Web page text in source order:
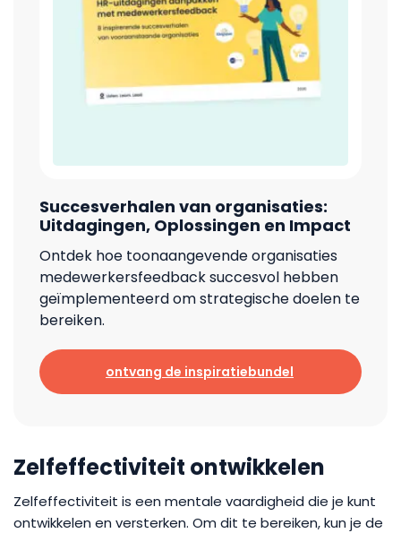
Succesverhalen van organisaties:
Uitdagingen, Oplossingen en Impact
Ontdek hoe toonaangevende organisaties
medewerkersfeedback succesvol hebben
geïmplementeerd om strategische doelen te
bereiken.
ontvang de inspiratiebundel
Zelfeffectiviteit ontwikkelen
Zelfeffectiviteit is een mentale vaardigheid die je kunt
ontwikkelen en versterken. Om dit te bereiken, kun je de